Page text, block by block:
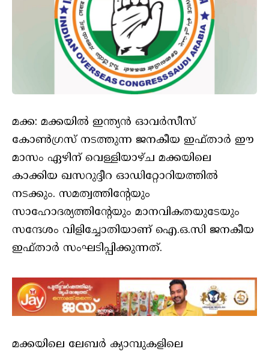
മക്ക: മക്കയിൽ ഇന്ത്യൻ ഓവർസീസ്
കോൺഗ്രസ് നടത്തുന്ന ജനകീയ ഇഫ്താർ ഈ
മാസം ഏഴിന് വെള്ളിയാഴ്ച മക്കയിലെ
കാക്കിയ ഖസറുദ്ദീറ ഓഡിറ്റോറിയത്തിൽ
നടക്കും. സമത്വത്തിന്റേയും
സാഹോദര്യത്തിന്റേയും മാനവികതയുടേയും
സന്ദേശം വിളിച്ചോതിയാണ് ഐ.ഒ.സി ജനകീയ
ഇഫ്താർ സംഘടിപ്പിക്കുന്നത്.
മക്കയിലെ ലേബർ ക്യാമ്പുകളിലെ